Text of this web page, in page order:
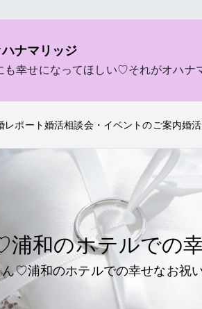
ナマリッジ
も幸せになってほしい♡それがオハナ
レポート婚活相談会・イベントのご案内婚
浦和のホテルでの
ん♡浦和のホテルでの幸せなお祝